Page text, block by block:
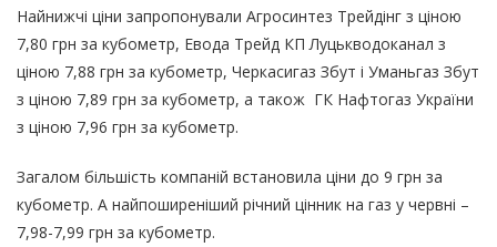
Найнижчі ціни запропонували Агросинтез Трейдінг з ціною
7,80 грн за кубометр, Евода Трейд КП Луцькводоканал з
ціною 7,88 грн за кубометр, Черкасигаз Збут і Уманьгаз Збут
з ціною 7,89 грн за кубометр, а також ГК Нафтогаз України
з ціною 7,96 грн за кубометр.
Загалом більшість компаній встановила ціни до 9 грн за
кубометр. А найпоширеніший річний цінник на газ у червні –
7,98-7,99 грн за кубометр.